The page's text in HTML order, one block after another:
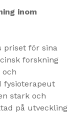
inom
priset för sina
forskning
och
fysioterapeut
stark och
på utveckling